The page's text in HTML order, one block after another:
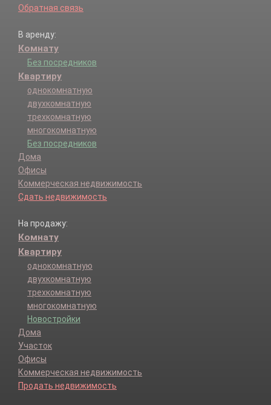
Обратная связь
В аренду:
Комнату
Без посредников
Квартиру
однокомнатную
двухкомнатную
трехкомнатную
многокомнатную
Без посредников
Дома
Офисы
Коммерческая недвижимость
Сдать недвижимость
На продажу:
Комнату
Квартиру
однокомнатную
двухкомнатную
трехкомнатную
многокомнатную
Новостройки
Дома
Участок
Офисы
Коммерческая недвижимость
Продать недвижимость